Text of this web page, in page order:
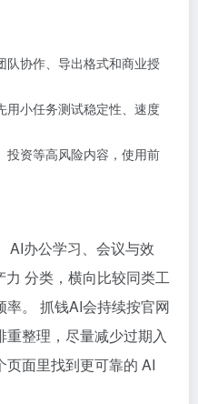
队协作、导出格式和商业授
用小任务测试稳定性、速度
投资等高风险内容，使用前
AI办公学习、会议与效
分类，横向比较同类工
。 抓钱AI会持续按官网
整理，尽量减少过期入
面里找到更可靠的 AI